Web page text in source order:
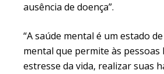
ausência de doença”.
“A saúde mental é um estado
mental que permite às pessoas
estresse da vida, realizar suas